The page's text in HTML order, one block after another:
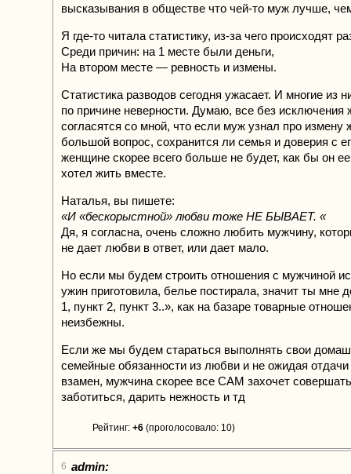
высказывания в обществе что чей-то муж лучше,
Я где-то читала статистику, из-за чего происходят
Среди причин: на 1 месте были деньги,
На втором месте — ревность и измены.
Статистика разводов сегодня ужасает. И многие из
по причине неверности. Думаю, все без исключения
согласятся со мной, что если муж узнал про измену
большой вопрос, сохранится ли семья и доверия с
женщине скорее всего больше не будет, как бы он
хотел жить вместе.
Наталья, вы пишете:
«И «бескорыстной» любви тоже НЕ БЫВАЕТ. «
Дя, я согласна, очень сложно любить мужчину,
не дает любви в ответ, или дает мало.
Но если мы будем строить отношения с мужчиной
ужин приготовила, белье постирала, значит ты мне
1, пункт 2, пункт 3..», как на базаре товарные
неизбежны.
Если же мы будем стараться выполнять свои
семейные обязанности из любви и не ожидая
взамен, мужчина скорее все САМ захочет
заботиться, дарить нежность и тд
Рейтинг: +6 (проголосовало: 10)
6 admin: